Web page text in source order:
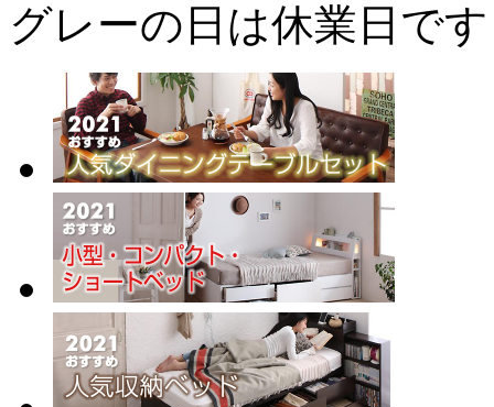
グレーの日は休業日です